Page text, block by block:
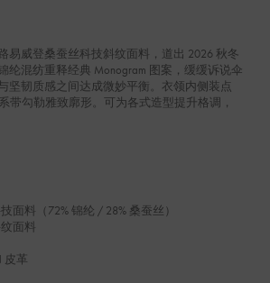
易威登桑蚕丝科技斜纹面料，道出 2026 秋冬
纶混纺重释经典 Monogram 图案，缓缓诉说伞
坚韧质感之间达成微妙平衡。衣领内侧装点
带勾勒雅致廓形。可为各式造型提升格调，
面料（72% 锦纶 / 28% 桑蚕丝）
面料
皮革